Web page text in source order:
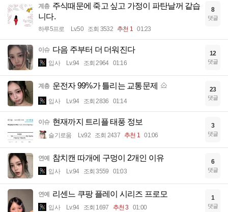
계층 주식때문에 죽고 싶고 가정이 파탄날꺼 같습
니다.
하루5프로 Lv.50 조회 3532 추천 1 01:23
8
댓글
이슈 다음 주부터 더 더워진다
입사 Lv.94 조회 2964 01:16
12
댓글
계층 운전자 99%가 틀리는 교통문제
입사 Lv.94 조회 2836 01:14
23
댓글
이슈 현재까지 트리플 태풍 정보
슬기로움 Lv.92 조회 2437 추천 1 01:06
3
댓글
연예 참치캔 따개에 구멍이 2개인 이유
입사 Lv.94 조회 3559 01:03
6
댓글
연예 리센느 쿠팡 플레이 시리즈 프로모
입사 Lv.94 조회 1697 추천 3 01:00
1
댓글